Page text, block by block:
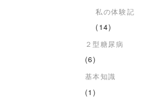
私の体験記
(14)
２型糖尿病
(6)
基本知識
(1)